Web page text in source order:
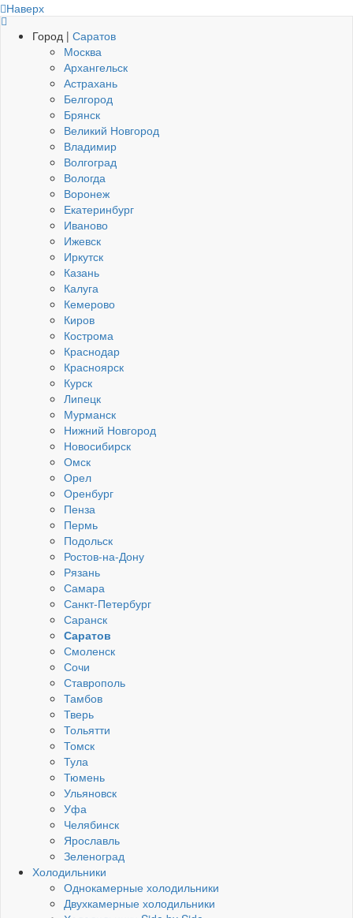
Наверх
Город | Саратов
Москва
Архангельск
Астрахань
Белгород
Брянск
Великий Новгород
Владимир
Волгоград
Вологда
Воронеж
Екатеринбург
Иваново
Ижевск
Иркутск
Казань
Калуга
Кемерово
Киров
Кострома
Краснодар
Красноярск
Курск
Липецк
Мурманск
Нижний Новгород
Новосибирск
Омск
Орел
Оренбург
Пенза
Пермь
Подольск
Ростов-на-Дону
Рязань
Самара
Санкт-Петербург
Саранск
Саратов
Смоленск
Сочи
Ставрополь
Тамбов
Тверь
Тольятти
Томск
Тула
Тюмень
Ульяновск
Уфа
Челябинск
Ярославль
Зеленоград
Холодильники
Однокамерные холодильники
Двухкамерные холодильники